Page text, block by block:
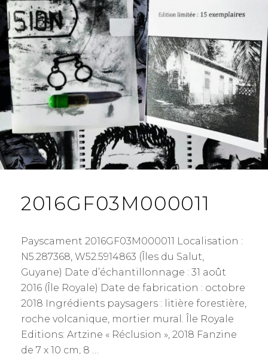
2016GF03M000011
Payscament 2016GF03M000011 Localisation :
N5.287368, W52.5914863 (Îles du Salut,
Guyane) Date d’échantillonnage : 31 août
2016 (Île Royale) Date de fabrication : octobre
2018 Ingrédients paysagers : litière forestière,
roche volcanique, mortier mural. Île Royale
Editions: Artzine « Réclusion », 2018 Fanzine
de 7 x 10 cm, 8 …